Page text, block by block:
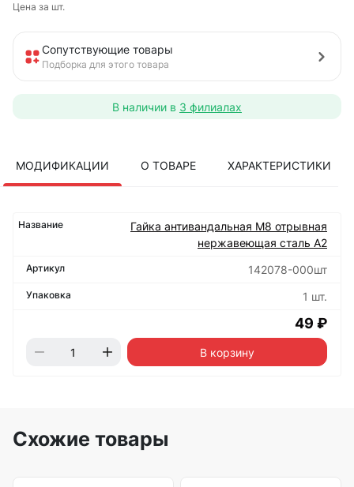
Цена за шт.
Сопутствующие товары
Подборка для этого товара
В наличии в 3 филиалах
МОДИФИКАЦИИ О ТОВАРЕ ХАРАКТЕРИСТИКИ
Гайка антивандальная М8 отрывная
нержавеющая сталь А2
142078-000шт
1 шт.
49 ₽
В корзину
Схожие товары